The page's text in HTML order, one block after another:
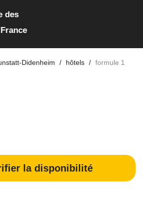
des
Didenheim hôtels formule 1
la disponibilité